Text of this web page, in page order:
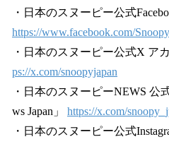
・日本のスヌーピー公式
https://www.facebook.com/
・日本のスヌーピー公式X ア
ps://x.com/snoopyjapan
・日本のスヌーピーNEWS 公
ws Japan」 https://x.com/
・日本のスヌーピー公式